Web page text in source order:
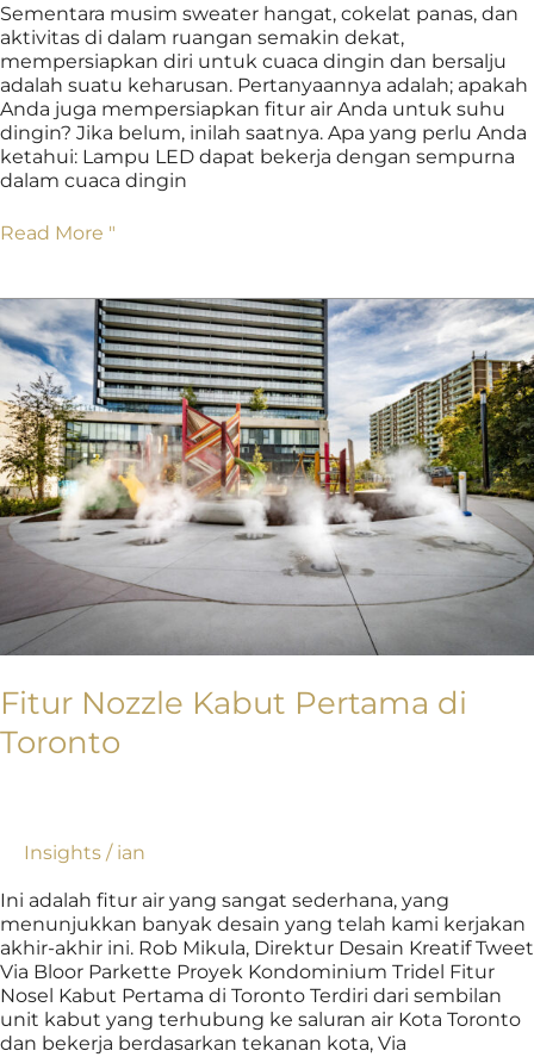
Sementara musim sweater hangat, cokelat panas, dan
aktivitas di dalam ruangan semakin dekat,
mempersiapkan diri untuk cuaca dingin dan bersalju
adalah suatu keharusan. Pertanyaannya adalah; apakah
Anda juga mempersiapkan fitur air Anda untuk suhu
dingin? Jika belum, inilah saatnya. Apa yang perlu Anda
ketahui: Lampu LED dapat bekerja dengan sempurna
dalam cuaca dingin
Read More "
Fitur Nozzle Kabut Pertama di
Toronto
Insights / ian
Ini adalah fitur air yang sangat sederhana, yang
menunjukkan banyak desain yang telah kami kerjakan
akhir-akhir ini. Rob Mikula, Direktur Desain Kreatif Tweet
Via Bloor Parkette Proyek Kondominium Tridel Fitur
Nosel Kabut Pertama di Toronto Terdiri dari sembilan
unit kabut yang terhubung ke saluran air Kota Toronto
dan bekerja berdasarkan tekanan kota, Via
Fitur
Nozzle
Kabut
Pertama
di
Toronto